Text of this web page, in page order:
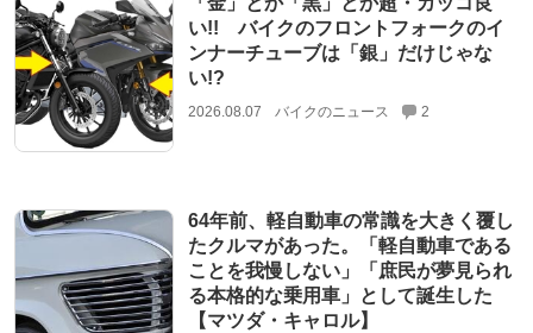
い!! バイクのフロントフォークのイ
ンナーチューブは「銀」だけじゃな
い!?
2026.08.07 バイクのニュース 2
64年前、軽自動車の常識を大きく覆し
たクルマがあった。「軽自動車である
ことを我慢しない」「庶民が夢見られ
る本格的な乗用車」として誕生した
【マツダ・キャロル】